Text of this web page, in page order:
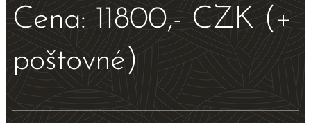
Cena: 11800,- CZK (+
poštovné)